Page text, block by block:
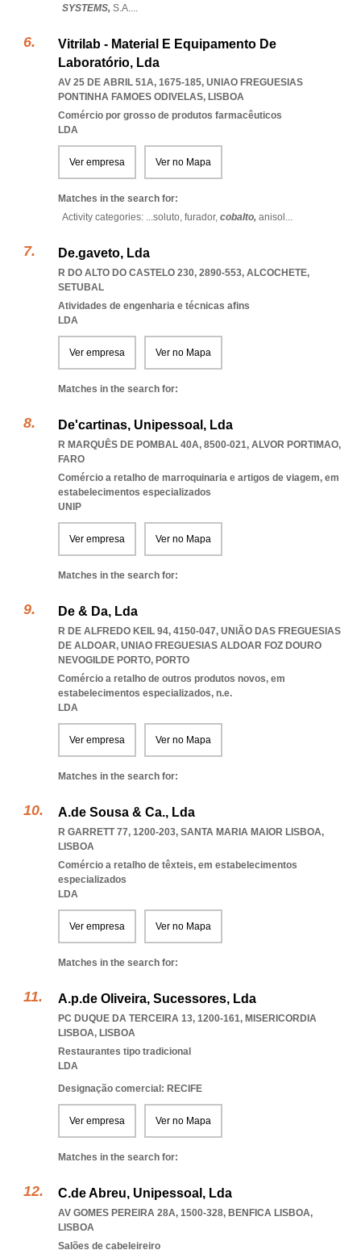
SYSTEMS, S.A....
Vitrilab - Material E Equipamento De
Laboratório, Lda
AV 25 DE ABRIL 51A, 1675-185, UNIAO FREGUESIAS
PONTINHA FAMOES ODIVELAS, LISBOA
Comércio por grosso de produtos farmacêuticos
LDA
Ver empresa Ver no Mapa
Matches in the search for:
Activity categories: ...soluto, furador, cobalto, anisol ...
De.gaveto, Lda
R DO ALTO DO CASTELO 230, 2890-553, ALCOCHETE,
SETUBAL
Atividades de engenharia e técnicas afins
LDA
Ver empresa Ver no Mapa
Matches in the search for:
De'cartinas, Unipessoal, Lda
R MARQUÊS DE POMBAL 40A, 8500-021, ALVOR PORTIMAO,
FARO
Comércio a retalho de marroquinaria e artigos de viagem, em
estabelecimentos especializados
UNIP
Ver empresa Ver no Mapa
Matches in the search for:
De & Da, Lda
R DE ALFREDO KEIL 94, 4150-047, UNIÃO DAS FREGUESIAS
DE ALDOAR, UNIAO FREGUESIAS ALDOAR FOZ DOURO
NEVOGILDE PORTO, PORTO
Comércio a retalho de outros produtos novos, em
estabelecimentos especializados, n.e.
LDA
Ver empresa Ver no Mapa
Matches in the search for:
A.de Sousa & Ca., Lda
R GARRETT 77, 1200-203, SANTA MARIA MAIOR LISBOA,
LISBOA
Comércio a retalho de têxteis, em estabelecimentos
especializados
LDA
Ver empresa Ver no Mapa
Matches in the search for:
A.p.de Oliveira, Sucessores, Lda
PC DUQUE DA TERCEIRA 13, 1200-161, MISERICORDIA
LISBOA, LISBOA
Restaurantes tipo tradicional
LDA
Designação comercial: RECIFE
Ver empresa Ver no Mapa
Matches in the search for:
C.de Abreu, Unipessoal, Lda
AV GOMES PEREIRA 28A, 1500-328, BENFICA LISBOA,
LISBOA
Salões de cabeleireiro